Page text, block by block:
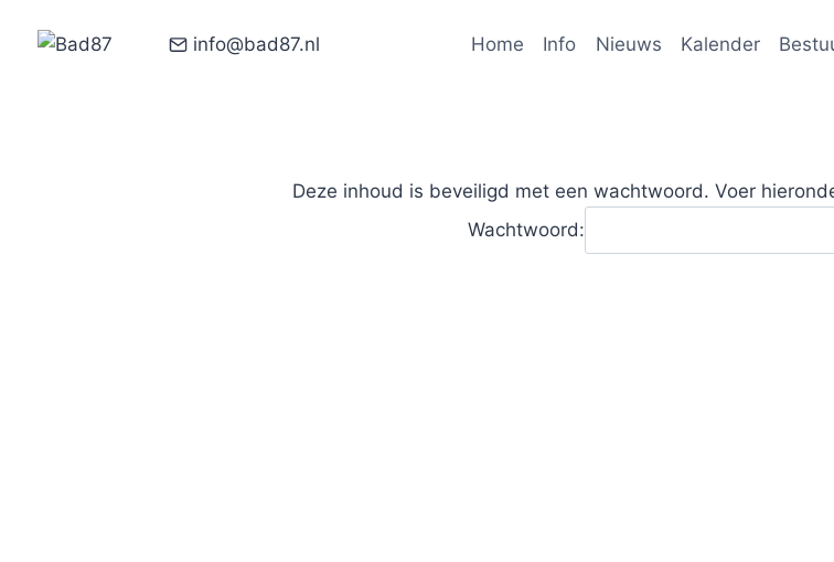
info@bad87.nl Home Info Nieuws Kalender
Deze inhoud is beveiligd met een wachtwoord. Voer
Wachtwoord: